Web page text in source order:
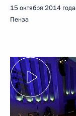
15 октября 2014 года
Пенза